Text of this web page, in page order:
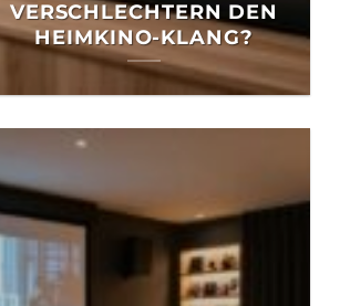
VERSCHLECHTERN DEN
HEIMKINO-KLANG?